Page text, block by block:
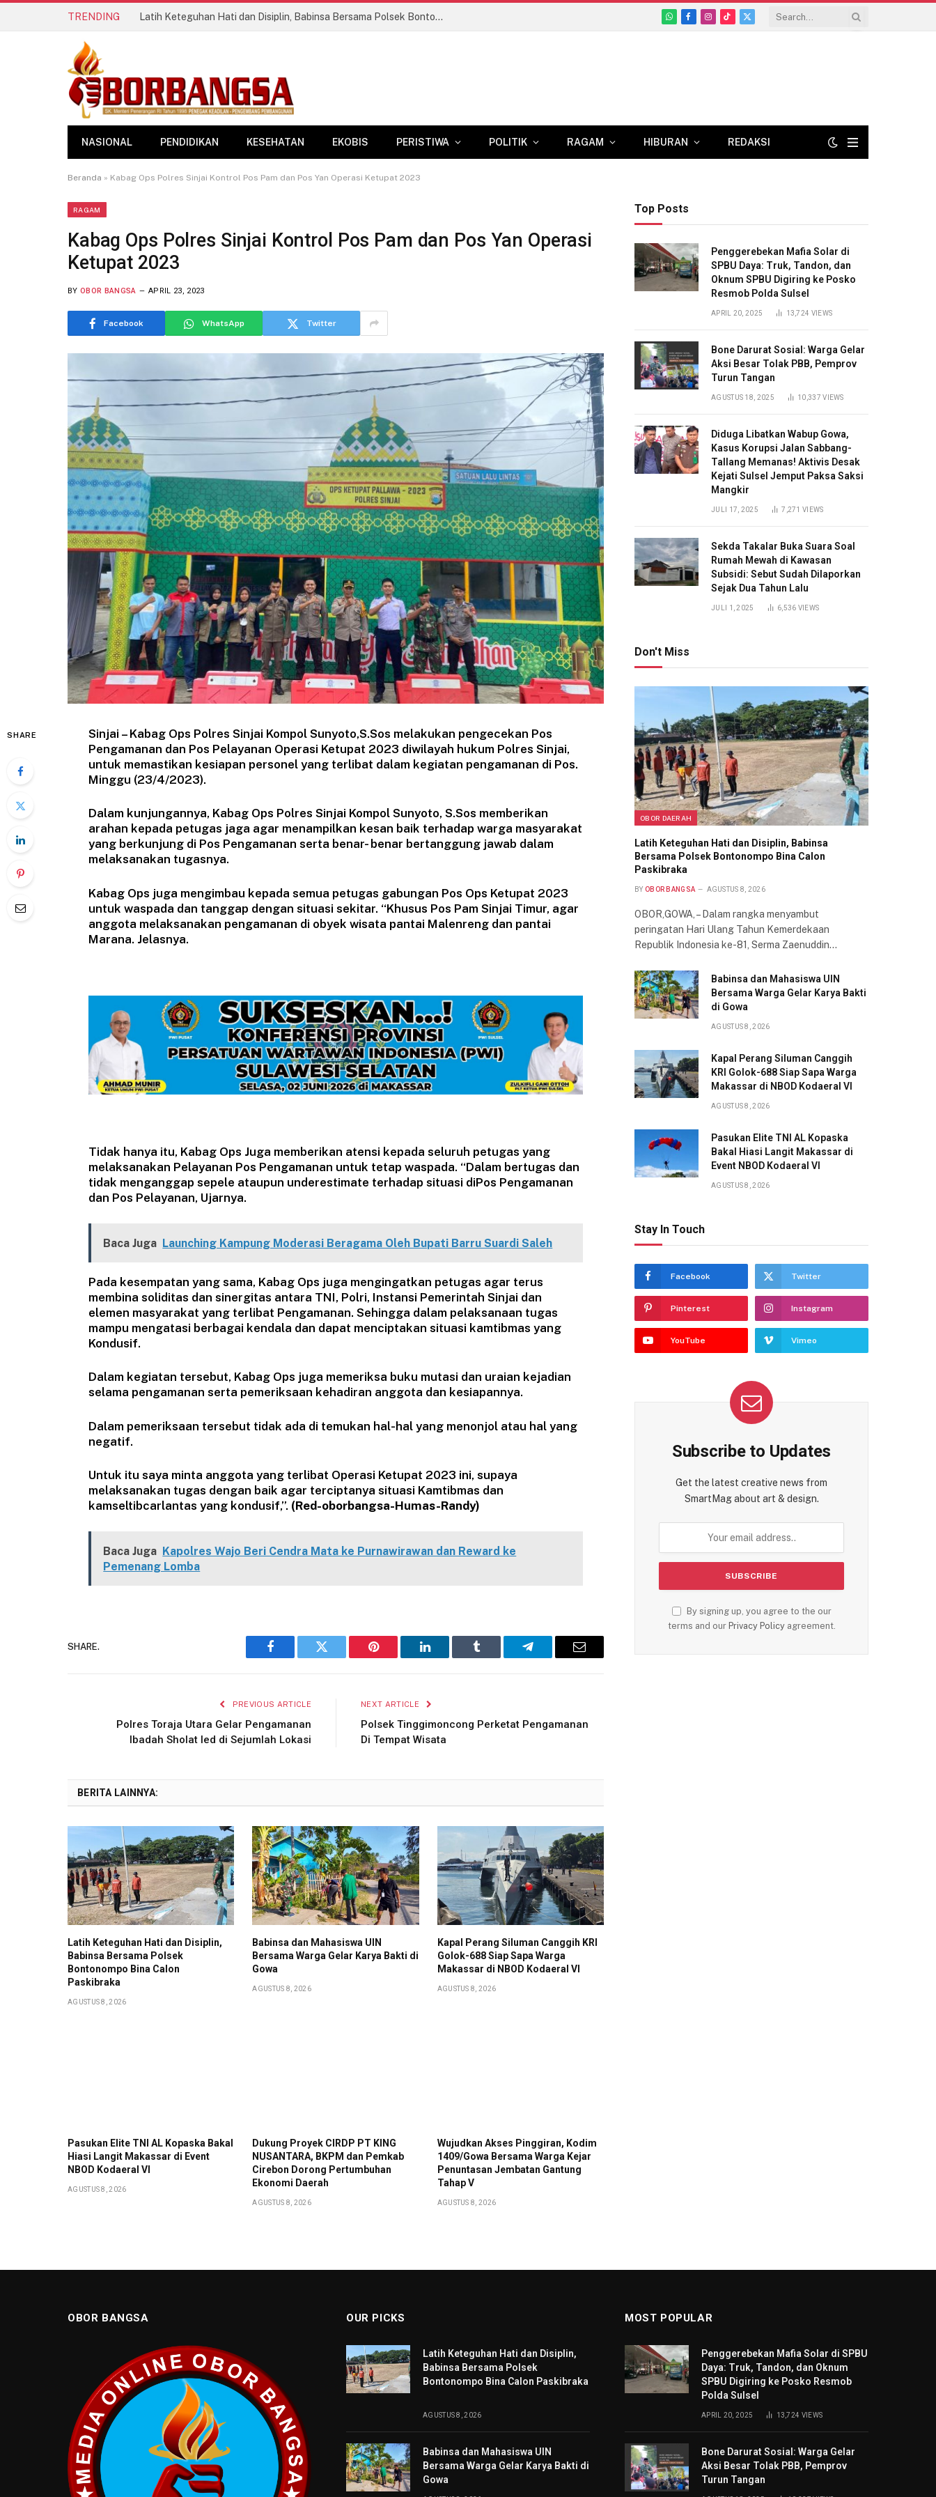
TRENDING Latih Keteguhan Hati dan Disiplin, Babinsa Bersama Polsek Bontonompo Bina Calon Paskibraka
WhatsApp
Facebook
Instagram
TikTok
X
NASIONAL PENDIDIKAN KESEHATAN EKOBIS PERISTIWA POLITIK RAGAM HIBURAN REDAKSI
Beranda » Kabag Ops Polres Sinjai Kontrol Pos Pam dan Pos Yan Operasi Ketupat 2023
RAGAM
Kabag Ops Polres Sinjai Kontrol Pos Pam dan Pos Yan Operasi
Ketupat 2023
BY OBOR BANGSA APRIL 23, 2023
Facebook WhatsApp Twitter
SHARE
Sinjai – Kabag Ops Polres Sinjai Kompol Sunyoto,S.Sos melakukan pengecekan Pos
Pengamanan dan Pos Pelayanan Operasi Ketupat 2023 diwilayah hukum Polres Sinjai,
untuk memastikan kesiapan personel yang terlibat dalam kegiatan pengamanan di Pos.
Minggu (23/4/2023).
Dalam kunjungannya, Kabag Ops Polres Sinjai Kompol Sunyoto, S.Sos memberikan
arahan kepada petugas jaga agar menampilkan kesan baik terhadap warga masyarakat
yang berkunjung di Pos Pengamanan serta benar- benar bertanggung jawab dalam
melaksanakan tugasnya.
Kabag Ops juga mengimbau kepada semua petugas gabungan Pos Ops Ketupat 2023
untuk waspada dan tanggap dengan situasi sekitar. “Khusus Pos Pam Sinjai Timur, agar
anggota melaksanakan pengamanan di obyek wisata pantai Malenreng dan pantai
Marana. Jelasnya.
Tidak hanya itu, Kabag Ops Juga memberikan atensi kepada seluruh petugas yang
melaksanakan Pelayanan Pos Pengamanan untuk tetap waspada. “Dalam bertugas dan
tidak menganggap sepele ataupun underestimate terhadap situasi diPos Pengamanan
dan Pos Pelayanan, Ujarnya.
Baca Juga Launching Kampung Moderasi Beragama Oleh Bupati Barru Suardi Saleh
Pada kesempatan yang sama, Kabag Ops juga mengingatkan petugas agar terus
membina soliditas dan sinergitas antara TNI, Polri, Instansi Pemerintah Sinjai dan
elemen masyarakat yang terlibat Pengamanan. Sehingga dalam pelaksanaan tugas
mampu mengatasi berbagai kendala dan dapat menciptakan situasi kamtibmas yang
Kondusif.
Dalam kegiatan tersebut, Kabag Ops juga memeriksa buku mutasi dan uraian kejadian
selama pengamanan serta pemeriksaan kehadiran anggota dan kesiapannya.
Dalam pemeriksaan tersebut tidak ada di temukan hal-hal yang menonjol atau hal yang
negatif.
Untuk itu saya minta anggota yang terlibat Operasi Ketupat 2023 ini, supaya
melaksanakan tugas dengan baik agar terciptanya situasi Kamtibmas dan
kamseltibcarlantas yang kondusif,”. (Red-oborbangsa-Humas-Randy)
Baca Juga Kapolres Wajo Beri Cendra Mata ke Purnawirawan dan Reward ke
Pemenang Lomba
SHARE.
Facebook Twitter Pinterest LinkedIn Tumblr Telegram Email
PREVIOUS ARTICLE
Polres Toraja Utara Gelar Pengamanan
Ibadah Sholat Ied di Sejumlah Lokasi
NEXT ARTICLE
Polsek Tinggimoncong Perketat Pengamanan
Di Tempat Wisata
BERITA LAINNYA:
Latih Keteguhan Hati dan Disiplin,
Babinsa Bersama Polsek
Bontonompo Bina Calon
Paskibraka
AGUSTUS 8, 2026
Babinsa dan Mahasiswa UIN
Bersama Warga Gelar Karya Bakti di
Gowa
AGUSTUS 8, 2026
Kapal Perang Siluman Canggih KRI
Golok-688 Siap Sapa Warga
Makassar di NBOD Kodaeral VI
AGUSTUS 8, 2026
Pasukan Elite TNI AL Kopaska Bakal
Hiasi Langit Makassar di Event
NBOD Kodaeral VI
AGUSTUS 8, 2026
Dukung Proyek CIRDP PT KING
NUSANTARA, BKPM dan Pemkab
Cirebon Dorong Pertumbuhan
Ekonomi Daerah
AGUSTUS 8, 2026
Wujudkan Akses Pinggiran, Kodim
1409/Gowa Bersama Warga Kejar
Penuntasan Jembatan Gantung
Tahap V
AGUSTUS 8, 2026
Top Posts
Penggerebekan Mafia Solar di
SPBU Daya: Truk, Tandon, dan
Oknum SPBU Digiring ke Posko
Resmob Polda Sulsel
APRIL 20, 2025 13,724 VIEWS
Bone Darurat Sosial: Warga Gelar
Aksi Besar Tolak PBB, Pemprov
Turun Tangan
AGUSTUS 18, 2025 10,337VIEWS
Diduga Libatkan Wabup Gowa,
Kasus Korupsi Jalan Sabbang-
Tallang Memanas! Aktivis Desak
Kejati Sulsel Jemput Paksa Saksi
Mangkir
JULI 17, 2025 7,271VIEWS
Sekda Takalar Buka Suara Soal
Rumah Mewah di Kawasan
Subsidi: Sebut Sudah Dilaporkan
Sejak Dua Tahun Lalu
JULI 1, 2025 6,536 VIEWS
Don't Miss
OBOR DAERAH
Latih Keteguhan Hati dan Disiplin, Babinsa
Bersama Polsek Bontonompo Bina Calon
Paskibraka
BY OBOR BANGSA AGUSTUS 8, 2026
OBOR,GOWA, – Dalam rangka menyambut
peringatan Hari Ulang Tahun Kemerdekaan
Republik Indonesia ke-81, Serma Zaenuddin…
Babinsa dan Mahasiswa UIN
Bersama Warga Gelar Karya Bakti
di Gowa
AGUSTUS 8, 2026
Kapal Perang Siluman Canggih
KRI Golok-688 Siap Sapa Warga
Makassar di NBOD Kodaeral VI
AGUSTUS 8, 2026
Pasukan Elite TNI AL Kopaska
Bakal Hiasi Langit Makassar di
Event NBOD Kodaeral VI
AGUSTUS 8, 2026
Stay In Touch
Facebook Twitter
Pinterest Instagram
YouTube Vimeo
Subscribe to Updates
Get the latest creative news from
SmartMag about art & design.
By signing up, you agree to the our
terms and our Privacy Policyagreement.
OBOR BANGSA OUR PICKS
Latih Keteguhan Hati dan Disiplin,
Babinsa Bersama Polsek
Bontonompo Bina Calon Paskibraka
AGUSTUS 8, 2026
Babinsa dan Mahasiswa UIN
Bersama Warga Gelar Karya Bakti di
Gowa
MOST POPULAR
Penggerebekan Mafia Solar di SPBU
Daya: Truk, Tandon, dan Oknum
SPBU Digiring ke Posko Resmob
Polda Sulsel
APRIL 20, 2025 13,724 VIEWS
Bone Darurat Sosial: Warga Gelar
Aksi Besar Tolak PBB, Pemprov
Turun Tangan